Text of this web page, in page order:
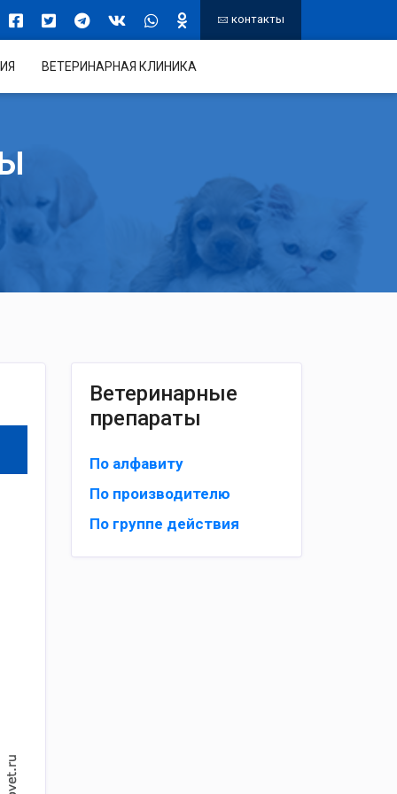
контакты
ВЕТЕРИНАРНАЯ КЛИНИКА
Ветеринарные
препараты
По алфавиту
По производителю
По группе действия